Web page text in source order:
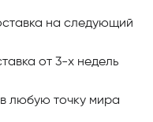
создавать
вещи.
компании
и
на следующий
от 3-х недель
в любую точку мира